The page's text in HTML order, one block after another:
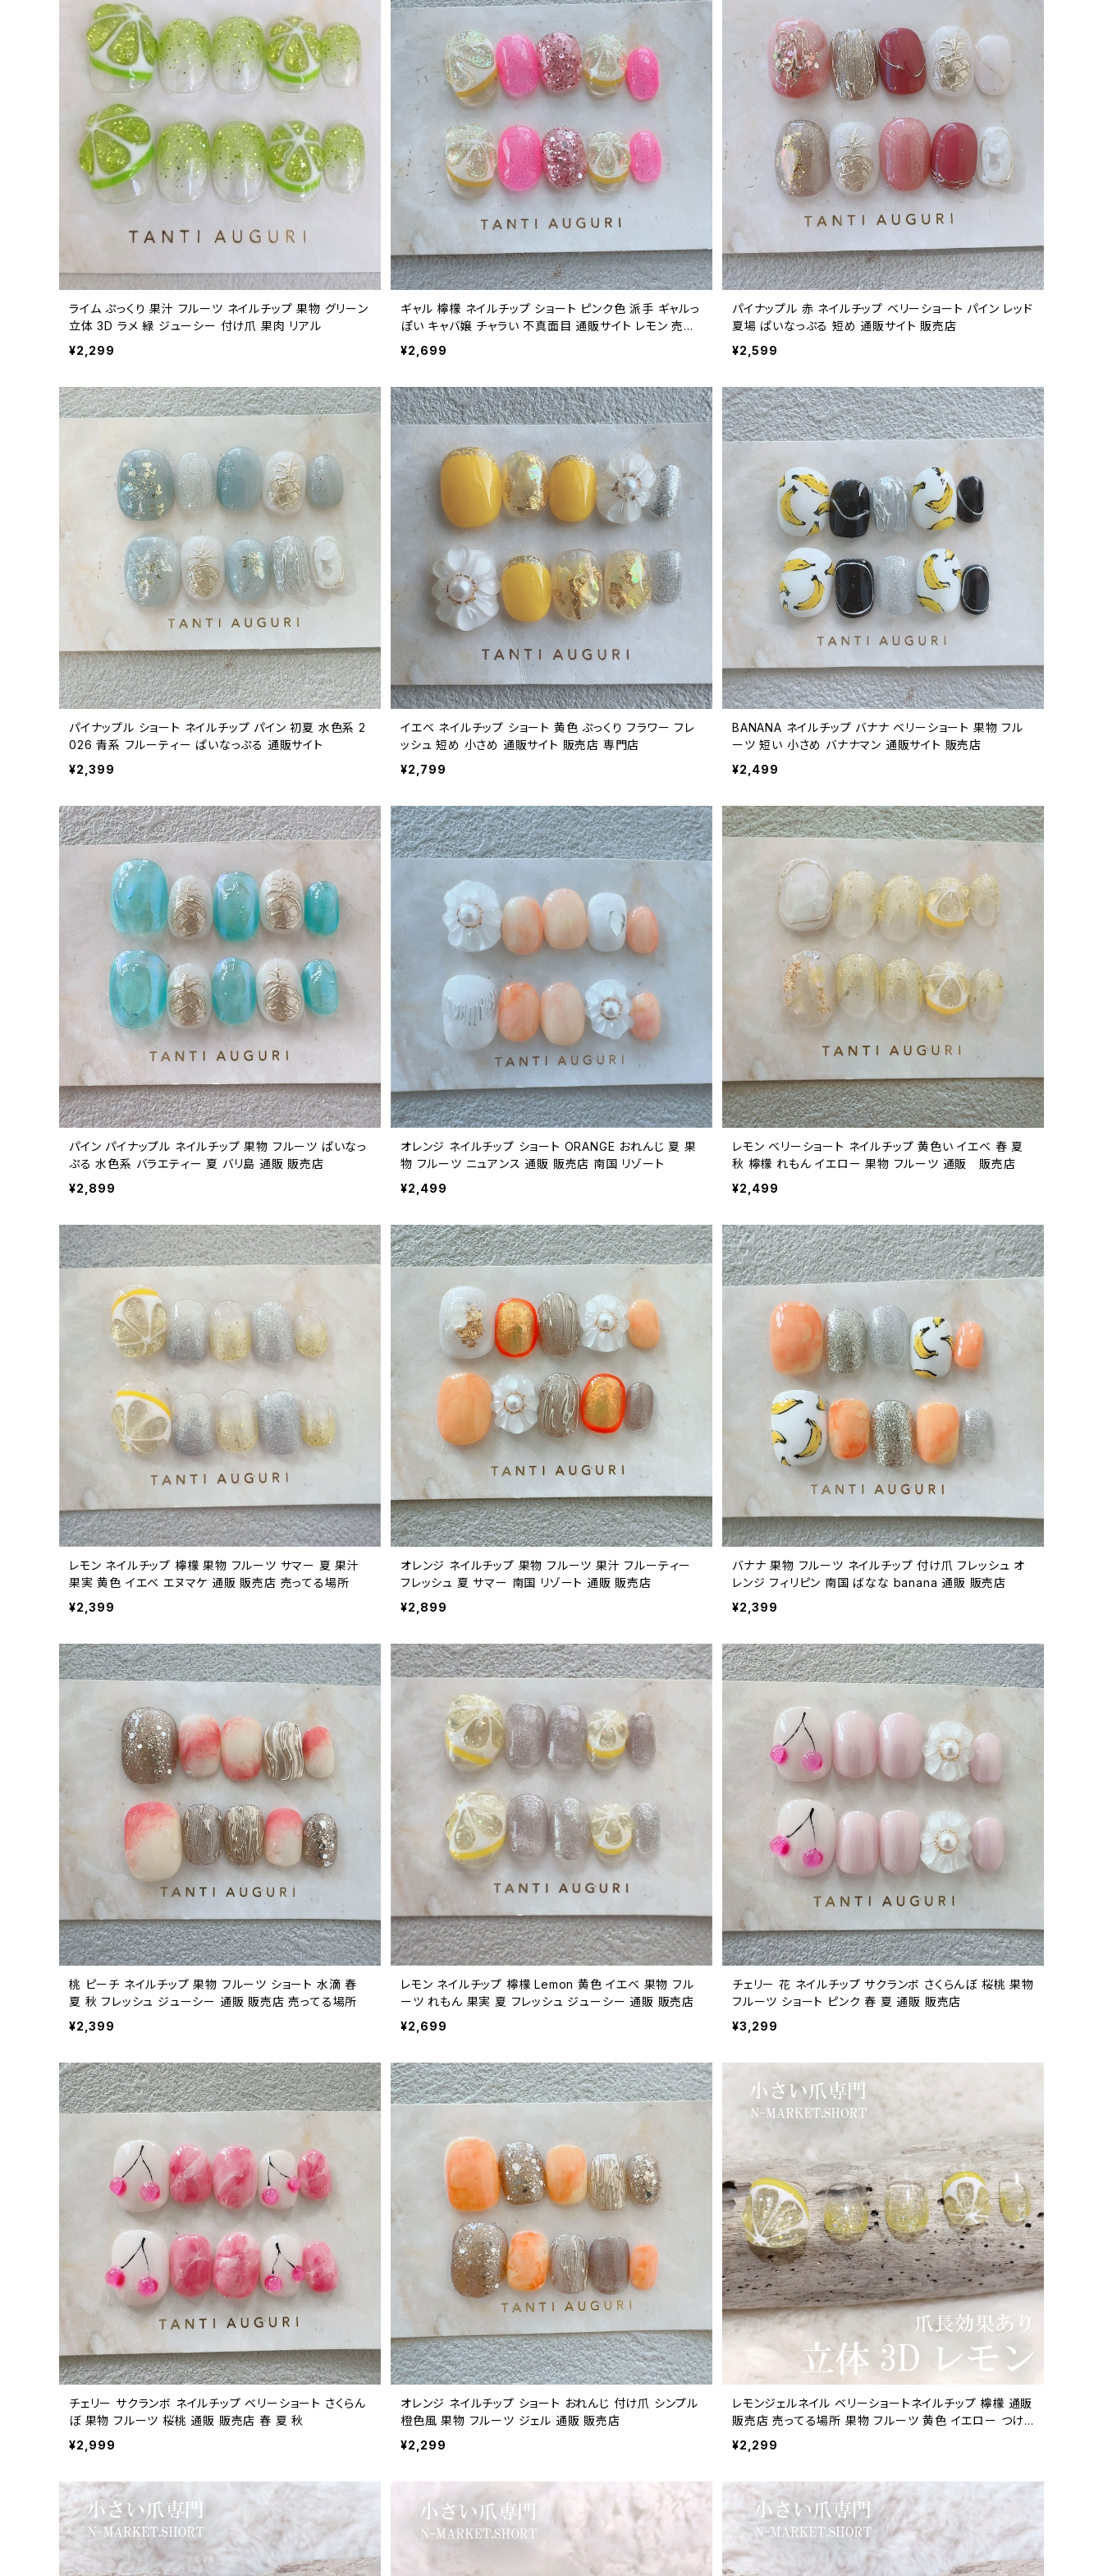
ライム ぷっくり 果汁 フルーツ ネイルチップ 果物 グリーン
立体 3D ラメ 緑 ジューシー 付け爪 果肉 リアル
¥2,299
ギャル 檸檬 ネイルチップ ショート ピンク色 派手 ギャルっ
ぽい キャバ嬢 チャラい 不真面目 通販サイト レモン 売っ
てる場所
¥2,699
パイナップル 赤 ネイルチップ ベリーショート パイン レッド
夏場 ぱいなっぷる 短め 通販サイト 販売店
¥2,599
パイナップル ショート ネイルチップ パイン 初夏 水色系 2
026 青系 フルーティー ぱいなっぷる 通販サイト
¥2,399
イエベ ネイルチップ ショート 黄色 ぷっくり フラワー フレ
ッシュ 短め 小さめ 通販サイト 販売店 専門店
¥2,799
BANANA ネイルチップ バナナ ベリーショート 果物 フル
ーツ 短い 小さめ バナナマン 通販サイト 販売店
¥2,499
パイン パイナップル ネイルチップ 果物 フルーツ ぱいなっ
ぷる 水色系 バラエティー 夏 バリ島 通販 販売店
¥2,899
オレンジ ネイルチップ ショート ORANGE おれんじ 夏 果
物 フルーツ ニュアンス 通販 販売店 南国 リゾート
¥2,499
レモン ベリーショート ネイルチップ 黄色い イエベ 春 夏
秋 檸檬 れもん イエロー 果物 フルーツ 通販 販売店
¥2,499
レモン ネイルチップ 檸檬 果物 フルーツ サマー 夏 果汁
果実 黄色 イエベ エヌマケ 通販 販売店 売ってる場所
¥2,399
オレンジ ネイルチップ 果物 フルーツ 果汁 フルーティー
フレッシュ 夏 サマー 南国 リゾート 通販 販売店
¥2,899
バナナ 果物 フルーツ ネイルチップ 付け爪 フレッシュ オ
レンジ フィリピン 南国 ばなな banana 通販 販売店
¥2,399
桃 ピーチ ネイルチップ 果物 フルーツ ショート 水滴 春
夏 秋 フレッシュ ジューシー 通販 販売店 売ってる場所
¥2,399
レモン ネイルチップ 檸檬 Lemon 黄色 イエベ 果物 フル
ーツ れもん 果実 夏 フレッシュ ジューシー 通販 販売店
¥2,699
チェリー 花 ネイルチップ サクランボ さくらんぼ 桜桃 果物
フルーツ ショート ピンク 春 夏 通販 販売店
¥3,299
チェリー サクランボ ネイルチップ ベリーショート さくらん
ぼ 果物 フルーツ 桜桃 通販 販売店 春 夏 秋
¥2,999
オレンジ ネイルチップ ショート おれんじ 付け爪 シンプル
橙色風 果物 フルーツ ジェル 通販 販売店
¥2,299
レモンジェルネイル ベリーショートネイルチップ 檸檬 通販
販売店 売ってる場所 果物 フルーツ 黄色 イエロー つけ
爪 短い 小さい デザイン インスタ 立体 ぷっくり 3D
¥2,299